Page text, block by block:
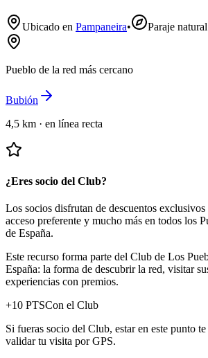
Ubicado en Pampaneira• Paraje natural
Pueblo de la red más cercano
Bubión
4,5 km · en línea recta
¿Eres socio del Club?
Los socios disfrutan de descuentos
acceso preferente y mucho más en todos los
de España.
Este recurso forma parte del Club de Los
España: la forma de descubrir la red, visitar
experiencias con premios.
+10 PTSCon el Club
Si fueras socio del Club, estar en este punto
validar tu visita por GPS.